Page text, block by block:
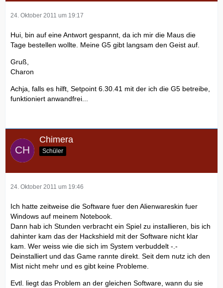
24. Oktober 2011 um 19:17
Hui, bin auf eine Antwort gespannt, da ich mir die Maus die
Tage bestellen wollte. Meine G5 gibt langsam den Geist auf.
Gruß,
Charon
Achja, falls es hilft, Setpoint 6.30.41 mit der ich die G5 betreibe,
funktioniert anwandfrei...
Chimera
Schüler
24. Oktober 2011 um 19:46
Ich hatte zeitweise die Software fuer den Alienwareskin fuer
Windows auf meinem Notebook.
Dann hab ich Stunden verbracht ein Spiel zu installieren, bis ich
dahinter kam das der Hackshield mit der Software nicht klar
kam. Wer weiss wie die sich im System verbuddelt -.-
Deinstalliert und das Game rannte direkt. Seit dem nutz ich den
Mist nicht mehr und es gibt keine Probleme.
Evtl. liegt das Problem an der gleichen Software, wann du sie